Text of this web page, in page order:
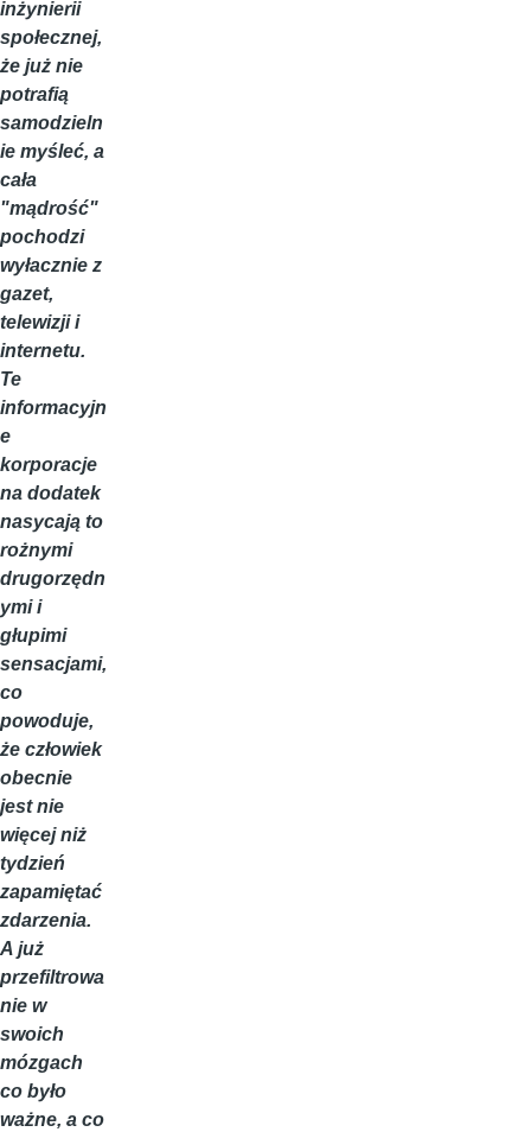
inżynierii
społecznej,
że już nie
potrafią
samodzieln
ie myśleć, a
cała
"mądrość"
pochodzi
wyłacznie z
gazet,
telewizji i
internetu.
Te
informacyjn
e
korporacje
na dodatek
nasycają to
rożnymi
drugorzędn
ymi i
głupimi
sensacjami,
co
powoduje,
że człowiek
obecnie
jest nie
więcej niż
tydzień
zapamiętać
zdarzenia.
A już
przefiltrowa
nie w
swoich
mózgach
co było
ważne, a co